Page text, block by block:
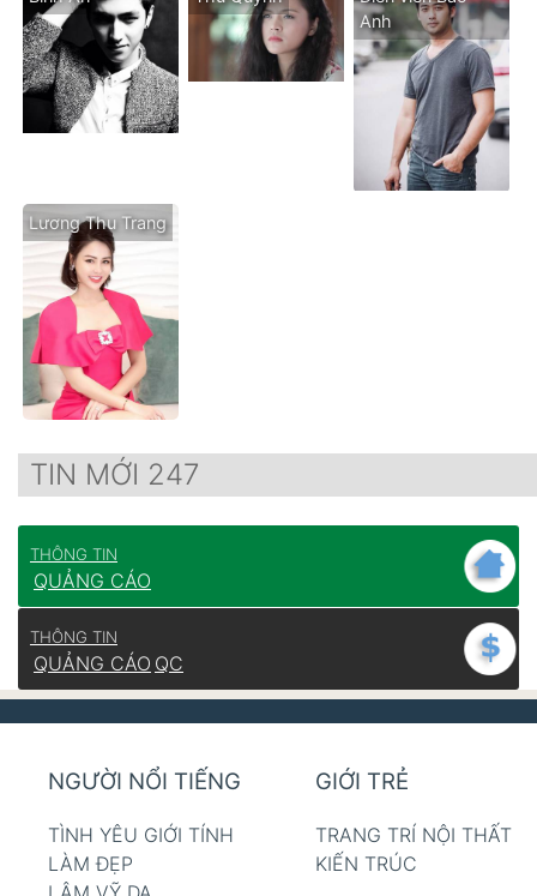
Anh
Lương Thu Trang
TIN MỚI 247
THÔNG TIN
QUẢNG CÁO
THÔNG TIN
QUẢNG CÁO QC
NGƯỜI NỔI TIẾNG
TÌNH YÊU GIỚI TÍNH
LÀM ĐẸP
GIỚI TRẺ
TRANG TRÍ NỘI THẤT
KIẾN TRÚC